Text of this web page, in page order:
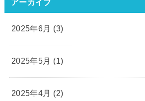
2025年6月 (3)
2025年5月 (1)
2025年4月 (2)